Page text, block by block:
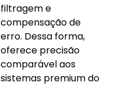
filtragem e
compensação de
erro. Dessa forma,
oferece precisão
comparável aos
sistemas premium do